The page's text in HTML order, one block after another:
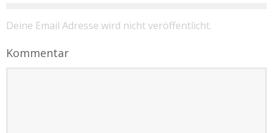
Deine Email Adresse wird nicht veröffentlicht.
Kommentar